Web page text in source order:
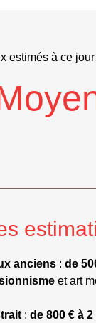
estimés à ce
anciens : de
et art
: de 800 € à